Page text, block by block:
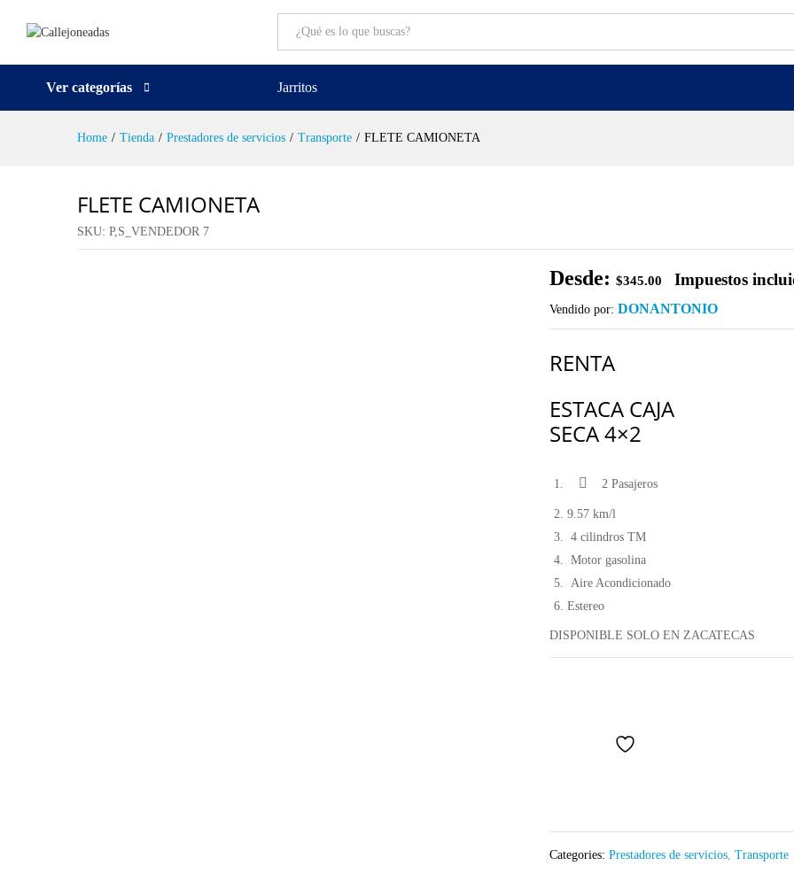
Ver categorías Jarritos
Home / Tienda / Prestadores de servicios / Transporte / FLETE CAMIONETA
FLETE CAMIONETA
SKU: P,S_VENDEDOR 7
Desde:$345.00 Impuestos
Vendido por: DONANTONIO
RENTA
ESTACA CAJA
SECA 4×2
2 Pasajeros
9.57 km/l
4 cilindros TM
Motor gasolina
Aire Acondicionado
Estereo
DISPONIBLE SOLO EN ZACATECAS
Categories:Prestadores de servicios ,Transporte